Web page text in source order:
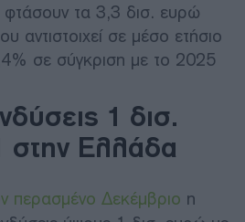
τα 3,3 δισ. ευρώ
αντιστοιχεί σε μέσο ετήσιο
σε σύγκριση με το 2025
1 δισ.
στην Ελλάδα
περασμένο Δεκέμβριο η